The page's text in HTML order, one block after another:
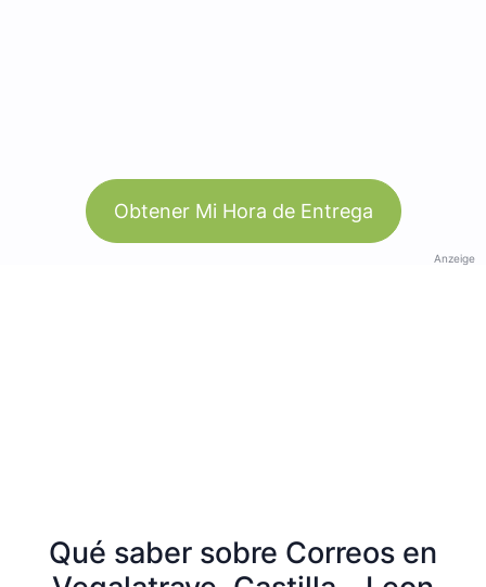
Obtener Mi Hora de Entrega
Anzeige
Qué saber sobre Correos en